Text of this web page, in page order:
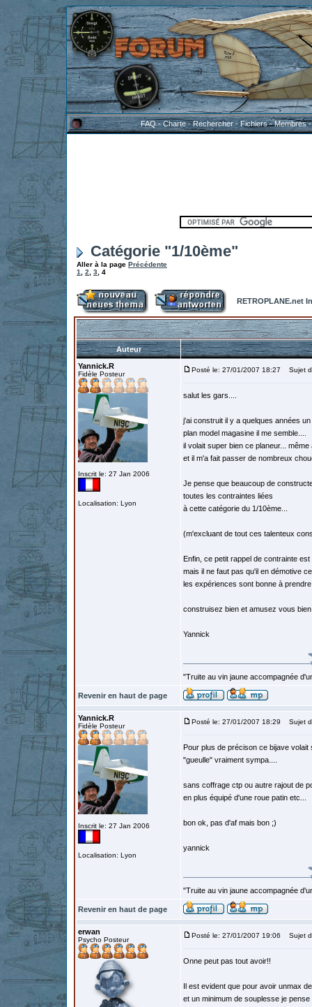
FAQ-Charte-Rechercher-Fichiers-Membres
Catégorie "1/10ème"
Aller à la page Précédente
1
2 3 4
RETROPLANE.net
Auteur
Yannick.R
Fidèle Posteur
Inscrit le: 27 Jan 2006
Localisation: Lyon
Posté le: 27/01/2007 18:27 Sujet
salut les gars....
j'ai construit il y a quelques années
plan model magasine il me semble....
il volait super bien ce planeur...
et il m'a fait passer de nombreux
Je pense que beaucoup de
toutes les contraintes liées
à cette catégorie du 1/10ème...
(m'excluant de tout ces talenteux
Enfin, ce petit rappel de contrainte
mais il ne faut pas qu'il en démotive
les expériences sont bonne à
construisez bien et amusez vous
Yannick
"Truite au vin jaune accompagnée
Revenir en haut de page
Yannick.R
Fidèle Posteur
Inscrit le: 27 Jan 2006
Localisation: Lyon
Posté le: 27/01/2007 18:29 Sujet
Pour plus de précison ce bijave volait
"gueulle" vraiment sympa....
sans coffrage ctp ou autre rajout de
en plus équipé d'une roue patin etc...
bon ok, pas d'af mais bon ;)
yannick
"Truite au vin jaune accompagnée
Revenir en haut de page
erwan
Psycho Posteur
Posté le: 27/01/2007 19:06 Sujet
Onne peut pas tout avoir!!
Il est evident que pour avoir unmax
et un minimum de souplesse je